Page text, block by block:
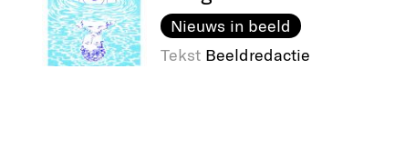
Nieuws in beeld
Tekst Beeldredactie